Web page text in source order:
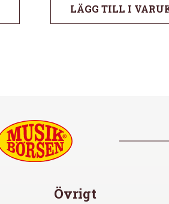
LÄGG TILL I
Övrigt